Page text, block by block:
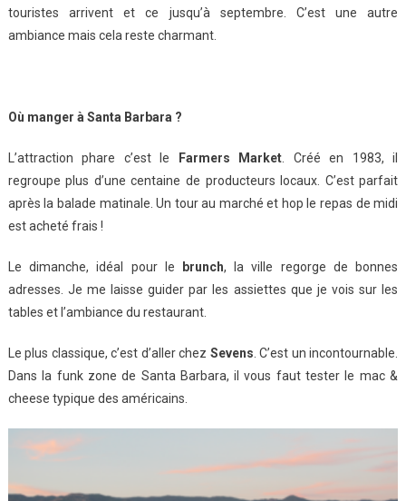
touristes arrivent et ce jusqu’à septembre. C’est une autre
ambiance mais cela reste charmant.
Où manger à Santa Barbara ?
L’attraction phare c’est le Farmers Market . Créé en 1983, il
regroupe plus d’une centaine de producteurs locaux. C’est parfait
après la balade matinale. Un tour au marché et hop le repas de midi
est acheté frais !
Le dimanche, idéal pour le brunch, la ville regorge de bonnes
adresses. Je me laisse guider par les assiettes que je vois sur les
tables et l’ambiance du restaurant.
Le plus classique, c’est d’aller chez Sevens . C’est un incontournable.
Dans la funk zone de Santa Barbara, il vous faut tester le mac &
cheese typique des américains.